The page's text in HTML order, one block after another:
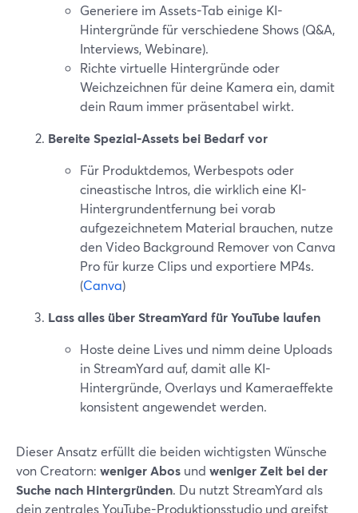
Generiere im Assets-Tab einige KI-
Hintergründe für verschiedene Shows (Q&A,
Interviews, Webinare).
Richte virtuelle Hintergründe oder
Weichzeichnen für deine Kamera ein, damit
dein Raum immer präsentabel wirkt.
Bereite Spezial-Assets bei Bedarf vor
Für Produktdemos, Werbespots oder
cineastische Intros, die wirklich eine KI-
Hintergrundentfernung bei vorab
aufgezeichnetem Material brauchen, nutze
den Video Background Remover von Canva
Pro für kurze Clips und exportiere MP4s.
(Canva)
Lass alles über StreamYard für YouTube laufen
Hoste deine Lives und nimm deine Uploads
in StreamYard auf, damit alle KI-
Hintergründe, Overlays und Kameraeffekte
konsistent angewendet werden.
Dieser Ansatz erfüllt die beiden wichtigsten Wünsche
von Creatorn: weniger Abos und weniger Zeit bei der
Suche nach Hintergründen. Du nutzt StreamYard als
dein zentrales YouTube-Produktionsstudio und greifst